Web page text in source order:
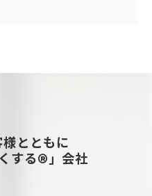
様とともに
する®」会社